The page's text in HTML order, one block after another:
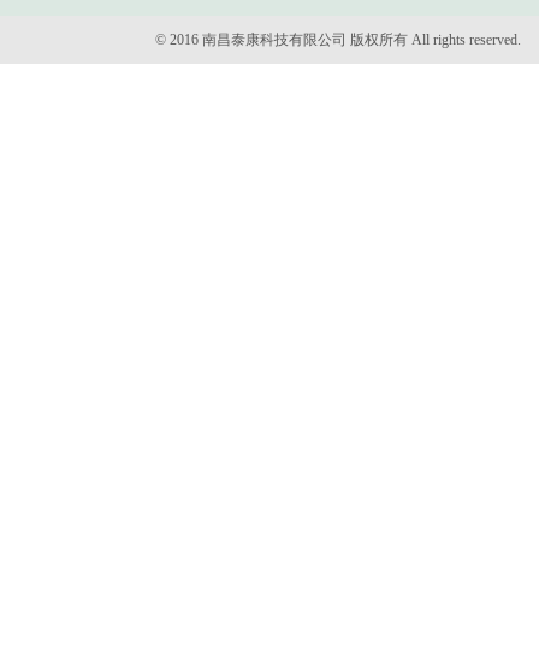
© 2016 南昌泰康科技有限公司 版权所有 All rights reserved.